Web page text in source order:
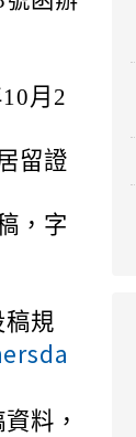
月2
留證
，字
稿規
料，